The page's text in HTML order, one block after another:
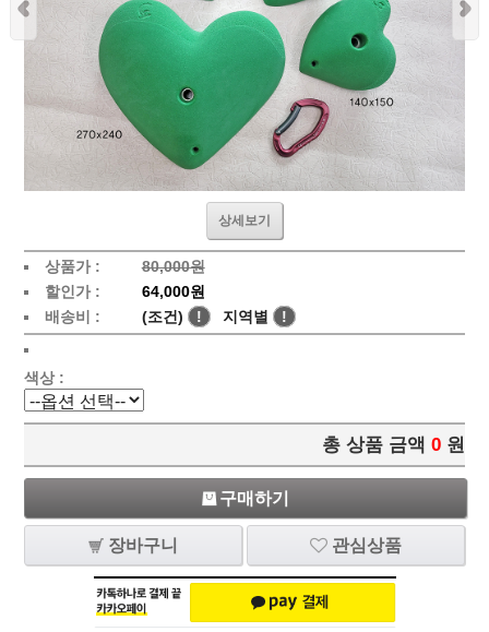
상세보기
상품가 :
80,000원
할인가 :
64,000원
배송비 :
(조건) ! 지역별 !
색상 :
총 상품 금액 0 원
구매하기
장바구니 관심상품